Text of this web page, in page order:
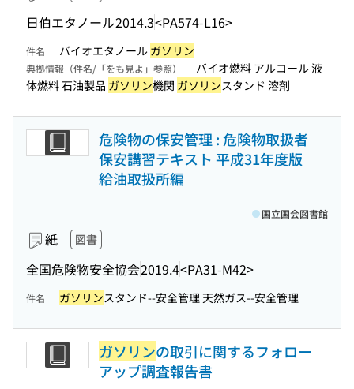
日伯エタノール2014.3<PA574-L16>
件名 バイオエタノール ガソリン
典拠情報（件名/「をも見よ」参照）
バイオ燃料 アルコール 液
体燃料 石油製品 ガソリン機関 ガソリンスタンド 溶剤
危険物の保安管理 : 危険物取扱者
保安講習テキスト 平成31年度版
給油取扱所編
紙 図書
全国危険物安全協会2019.4<PA31-M42>
国立国会図書館
件名 ガソリンスタンド--安全管理 天然ガス--安全管理
ガソリンの取引に関するフォロー
アップ調査報告書